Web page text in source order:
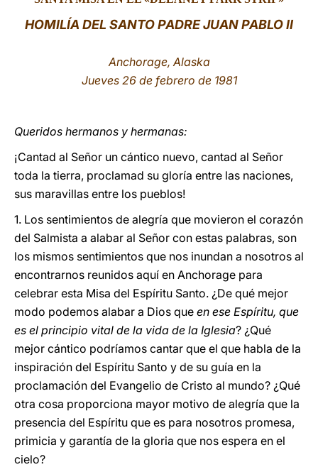
HOMILÍA DEL SANTO PADRE JUAN PABLO II
Anchorage, Alaska
Jueves 26 de febrero de 1981
Queridos hermanos y hermanas:
¡Cantad al Señor un cántico nuevo, cantad al Señor
toda la tierra, proclamad su gloría entre las naciones,
sus maravillas entre los pueblos!
1. Los sentimientos de alegría que movieron el corazón
del Salmista a alabar al Señor con estas palabras, son
los mismos sentimientos que nos inundan a nosotros al
encontrarnos reunidos aquí en Anchorage para
celebrar esta Misa del Espíritu Santo. ¿De qué mejor
modo podemos alabar a Dios que en ese Espíritu, que
es el principio vital de la vida de la Iglesia? ¿Qué
mejor cántico podríamos cantar que el que habla de la
inspiración del Espíritu Santo y de su guía en la
proclamación del Evangelio de Cristo al mundo? ¿Qué
otra cosa proporciona mayor motivo de alegría que la
presencia del Espíritu que es para nosotros promesa,
primicia y garantía de la gloria que nos espera en el
cielo?